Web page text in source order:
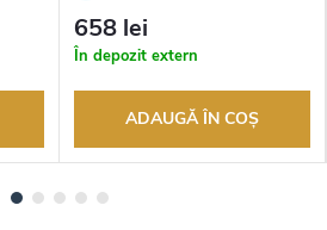
returnarea bunurilor. Vânzător
autorizat
658 lei
În depozit extern
ADAUGĂ ÎN COŞ